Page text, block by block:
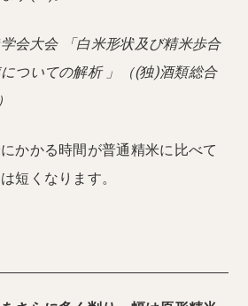
会大会 「白米形状及び精米歩合
ついての解析 」（(独)酒類総合
かかる時間が普通精米に比べて
短くなります。